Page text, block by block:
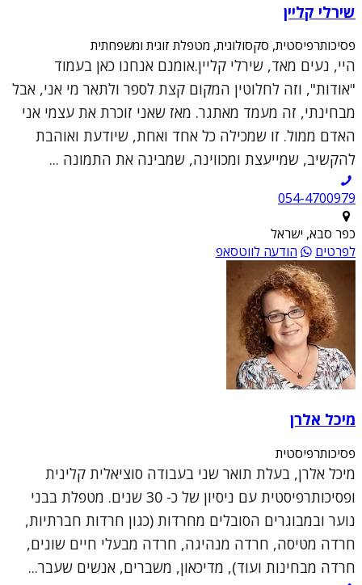
שירלי קליין
פסיכותרפיסטית, סקסולוגית, מטפלת זוגית ומשפחתית
היי, נעים מאד, שירלי קליין.אומנם אנחנו כאן בעמוד
"אודות", וזה לחלוטין המקום קצת לספר ולתאר מי אני, אבל
מבחינתי, זה מעמד מאתגר. מאז שאני זוכרת את עצמי אני
האדם ממול. זו שמכילה כל אחד ואחת, שיודעת ואוהבת
להקשיב, שמייעצת ומכווינה, שמבינה את התמונה ...
054-4700979
כפר סבא, ישראל
לפרטים
הודעה לווטסאפ
מיכל אלרן
פסיכותרפיסטית
מיכל אלרן, בעלת תואר שני בעבודה סוציאלית קלינית
ופסיכותרפיסטית עם ניסיון של כ- 30 שנים. מטפלת בבני
נוער ובמבוגרים הסובלים מחרדות (כגון חרדות חברתיות,
חרדה מטיסה, חרדה מנהיגה, חרדה מבעלי חיים שונים,
חרדה מבחינות ועוד), מדיכאון, משברים, אנשים שעבר...